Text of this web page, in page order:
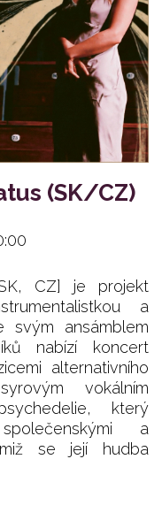
(SK/CZ)
CZ] je projekt
a
svým ansámblem
nabízí koncert
alternativního
vokálním
který
a
se její hudba